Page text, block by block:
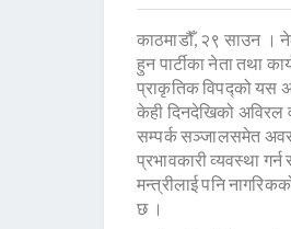
काठमाडौँ, २९ साउन ।
हुन पार्टीका नेता तथा
प्राकृतिक विपद्को यस
केही दिनदेखिको अविरल
सम्पर्क सञ्जालसमेत
प्रभावकारी व्यवस्था
मन्त्रीलाई पनि
छ ।